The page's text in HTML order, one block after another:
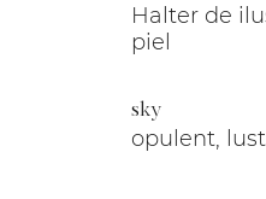
Halter de
piel
sky
opulent,